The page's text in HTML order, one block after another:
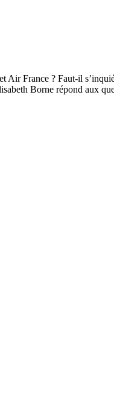
France ? Faut-il
Borne répond aux